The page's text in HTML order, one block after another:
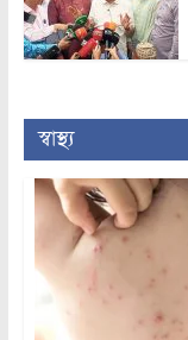
স্বাস্থ্য